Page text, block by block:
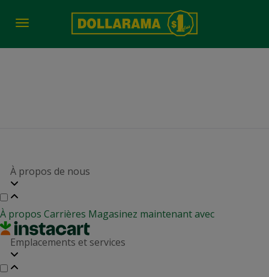
Toggle
À propos de nous
À propos Carrières Magasinez maintenant avec
Emplacements et services